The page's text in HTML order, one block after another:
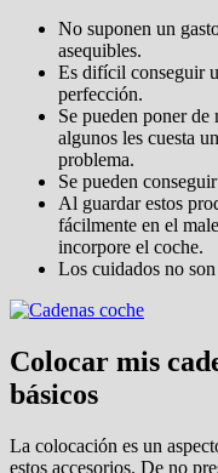
No suponen un
asequibles.
Es difícil conseguir
perfección.
Se pueden poner
algunos les cuesta
problema.
Se pueden
Al guardar estos
fácilmente en el
incorpore el coche.
Los cuidados no
Colocar mis
básicos
La colocación es un
estos accesorios. De no